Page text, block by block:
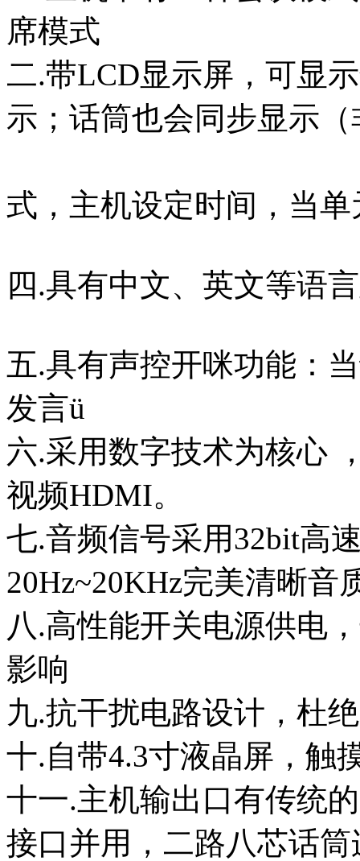
席模式
二.带LCD显示屏，可显
示；话筒也会同步显示
式，主机设定时间，当
四.具有中文、英文等语
五.具有声控开咪功能：
发言ü
六.采用数字技术为核心
视频HDMI。
七.音频信号采用32bit高
20Hz~20KHz完美清晰音
八.高性能开关电源供电
影响
九.抗干扰电路设计，杜
十.自带4.3寸液晶屏，触
十一.主机输出口有传统
接口并用，二路八芯话